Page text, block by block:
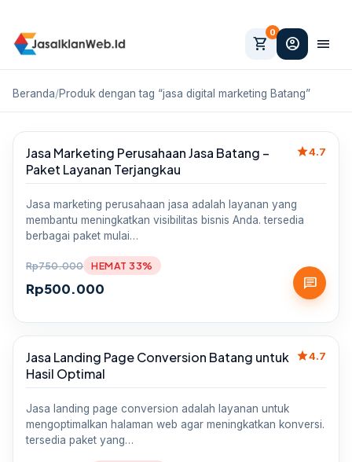
shopping_cart
0
account_circle menu
Beranda/Produk dengan tag “jasa digital marketing Batang”
Sale
Jasa Marketing Perusahaan Jasa Batang –
Paket Layanan Terjangkau
star4.7
Jasa marketing perusahaan jasa adalah layanan yang
membantu meningkatkan visibilitas bisnis Anda. tersedia
berbagai paket mulai…
Rp750.000
Rp500.000
HEMAT 33%
chat
Sale
Jasa Landing Page Conversion Batang untuk
Hasil Optimal
star4.7
Jasa landing page conversion adalah layanan untuk
mengoptimalkan halaman web agar meningkatkan konversi.
tersedia paket yang…